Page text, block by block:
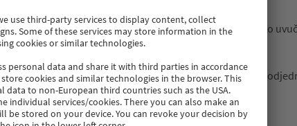
i iznutra. Dostupne varijante sa krilom u ravni ili blago
i u zahtevnije arhitektonske koncepte gde je estetika